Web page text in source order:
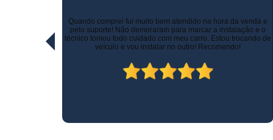
Quando comprei fui muito bem atendido na hora da venda e
pelo suporte! Não demoraram para marcar a instalação e o
técnico tomou todo cuidado com meu carro. Estou trocando de
veículo e vou instalar no outro! Recomendo!